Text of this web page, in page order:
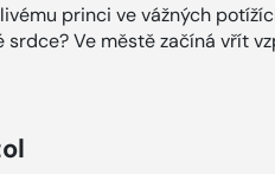
princi ve vážných
srdce? Ve městě začíná vřít